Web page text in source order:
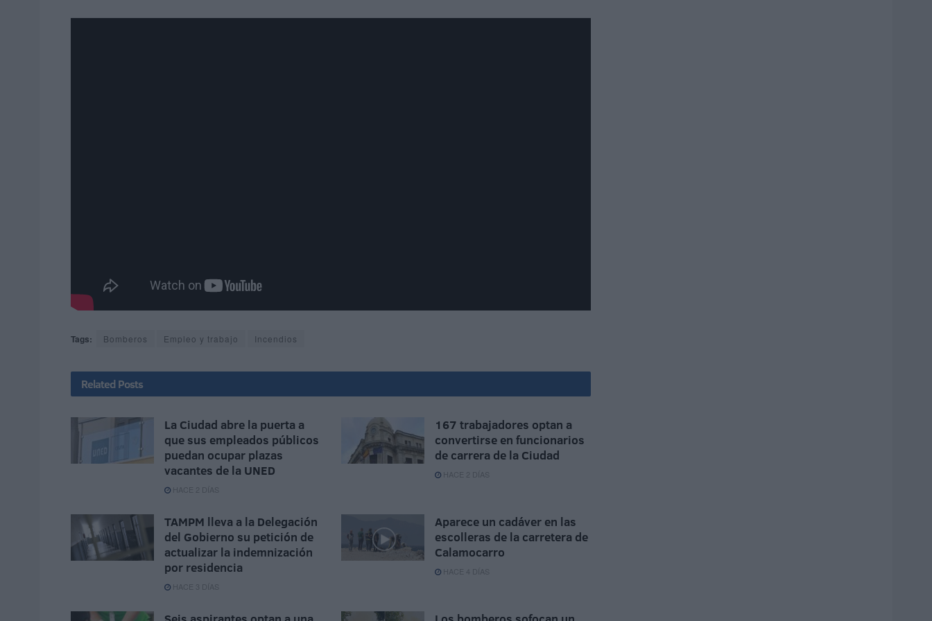
Tags: Bomberos Empleo y trabajo Incendios
Related Posts
La Ciudad abre la puerta a
que sus empleados públicos
puedan ocupar plazas
vacantes de la UNED
HACE 2 DÍAS
167 trabajadores optan a
convertirse en funcionarios
de carrera de la Ciudad
HACE 2 DÍAS
TAMPM lleva a la Delegación
del Gobierno su petición de
actualizar la indemnización
por residencia
HACE 3 DÍAS
Aparece un cadáver en las
escolleras de la carretera de
Calamocarro
HACE 4 DÍAS